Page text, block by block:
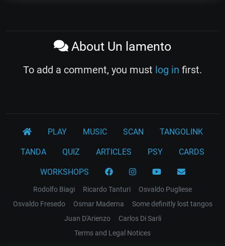
About Un lamento
To add a comment, you must log in first.
PLAY MUSIC SCAN TANGOLINK
TANDA QUIZ ARTICLES PSY CARDS
WORKSHOPS
Rodolfo Biagi Ricardo Tanturi
Osvaldo Pugliese
Osvaldo Fresedo
Osmar Maderna
Some definitly lost tangos
Juan D'Arienzo
Carlos Di Sarli
Terms and Legal Notices